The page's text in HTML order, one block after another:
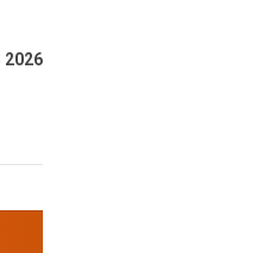
2026
Priangan Timur Soroti